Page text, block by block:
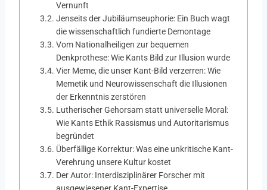
Vernunft
Jenseits der Jubiläumseuphorie: Ein Buch wagt
die wissenschaftlich fundierte Demontage
Vom Nationalheiligen zur bequemen
Denkprothese: Wie Kants Bild zur Illusion wurde
Vier Meme, die unser Kant-Bild verzerren: Wie
Memetik und Neurowissenschaft die Illusionen
der Erkenntnis zerstören
Lutherischer Gehorsam statt universelle Moral:
Wie Kants Ethik Rassismus und Autoritarismus
begründet
Überfällige Korrektur: Was eine unkritische Kant-
Verehrung unsere Kultur kostet
Der Autor: Interdisziplinärer Forscher mit